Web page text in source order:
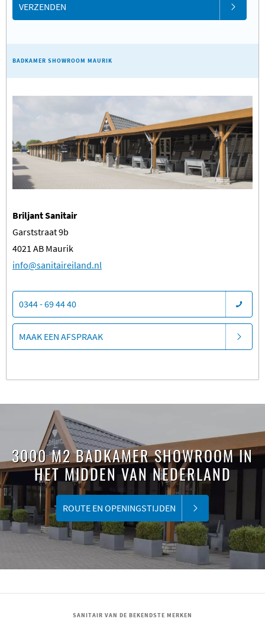
VERZENDEN
BADKAMER SHOWROOM MAURIK
Briljant Sanitair
Garststraat 9b
4021 AB Maurik
​info@sanitaireiland.nl
0344 - 69 44 40
MAAK EEN AFSPRAAK
3000 M2 BADKAMER SHOWROOM IN
HET MIDDEN VAN NEDERLAND
ROUTE EN OPENINGSTIJDEN
SANITAIR VAN DE BEKENDSTE MERKEN